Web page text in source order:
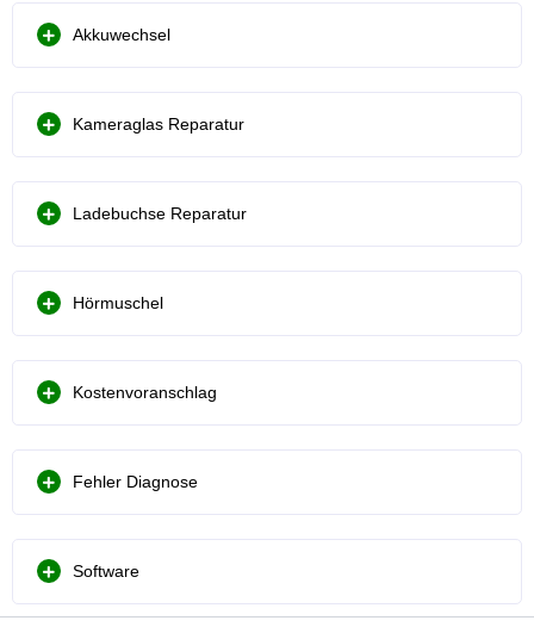
Akkuwechsel
Kameraglas Reparatur
Ladebuchse Reparatur
Hörmuschel
Kostenvoranschlag
Fehler Diagnose
Software